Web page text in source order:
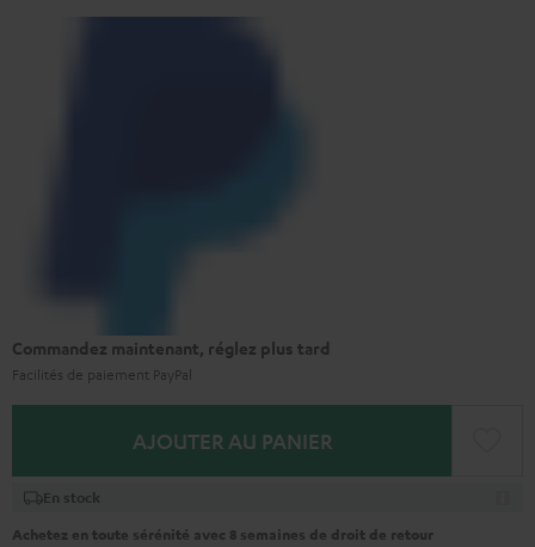
Commandez maintenant, réglez plus tard
Facilités de paiement PayPal
AJOUTER AU PANIER
En stock
Achetez en toute sérénité avec 8 semaines de droit de retour